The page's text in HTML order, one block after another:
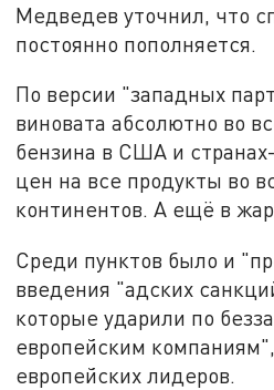
Медведев уточнил, что
постоянно пополняется.
По версии "западных
виновата абсолютно во
бензина в США и
цен на все продукты во
континентов. А ещё в
Среди пунктов было и
введения "адских
которые ударили по
европейским
европейских лидеров.